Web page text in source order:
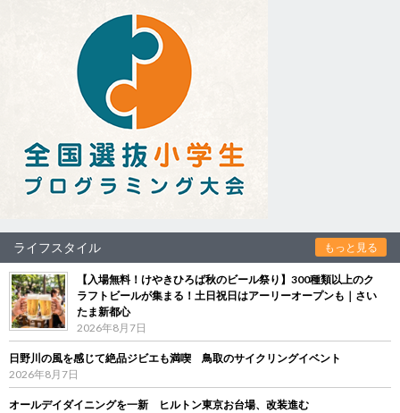
ライフスタイル もっと見る
【入場無料！けやきひろば秋のビール祭り】300種類以上のク
ラフトビールが集まる！土日祝日はアーリーオープンも｜さい
たま新都心
2026年8月7日
日野川の風を感じて絶品ジビエも満喫 鳥取のサイクリングイベント
2026年8月7日
オールデイダイニングを一新 ヒルトン東京お台場、改装進む